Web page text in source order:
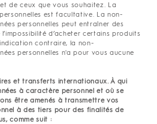
de ceux que vous souhaitez. La
est facultative. La non-
personnelles peut entraîner des
d’acheter certains produits
contraire, la non-
personnelles n'a pour vous aucune
et transferts internationaux. À qui
à caractère personnel et où se
être amenés à transmettre vos
à des tiers pour des finalités de
comme suit :